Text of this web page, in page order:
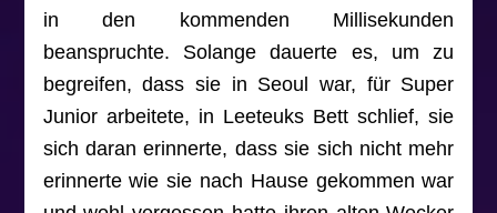
in den kommenden Millisekunden
beanspruchte. Solange dauerte es, um zu
begreifen, dass sie in Seoul war, für Super
Junior arbeitete, in Leeteuks Bett schlief, sie
sich daran erinnerte, dass sie sich nicht mehr
erinnerte wie sie nach Hause gekommen war